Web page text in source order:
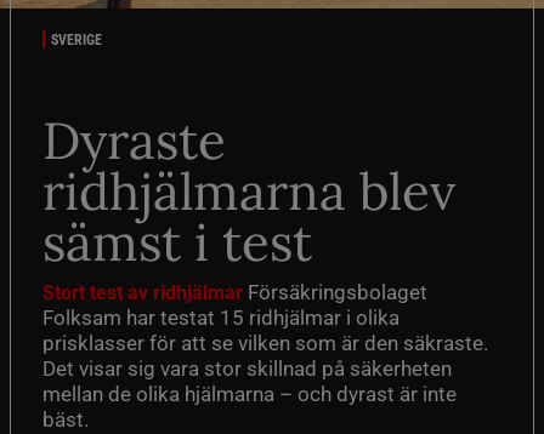
SVERIGE
Dyraste
ridhjälmarna blev
sämst i test
Stort test av ridhjälmar Försäkringsbolaget
Folksam har testat 15 ridhjälmar i olika
prisklasser för att se vilken som är den säkraste.
Det visar sig vara stor skillnad på säkerheten
mellan de olika hjälmarna – och dyrast är inte
bäst.